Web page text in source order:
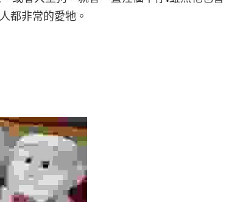
都非常的愛牠。